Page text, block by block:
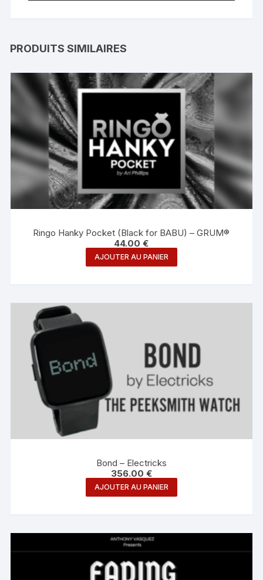
PRODUITS SIMILAIRES
Ringo Hanky Pocket (Black for BABU) – GRUM®
44.00€
AJOUTER AU PANIER
Bond – Electricks
356.00 €
AJOUTER AU PANIER